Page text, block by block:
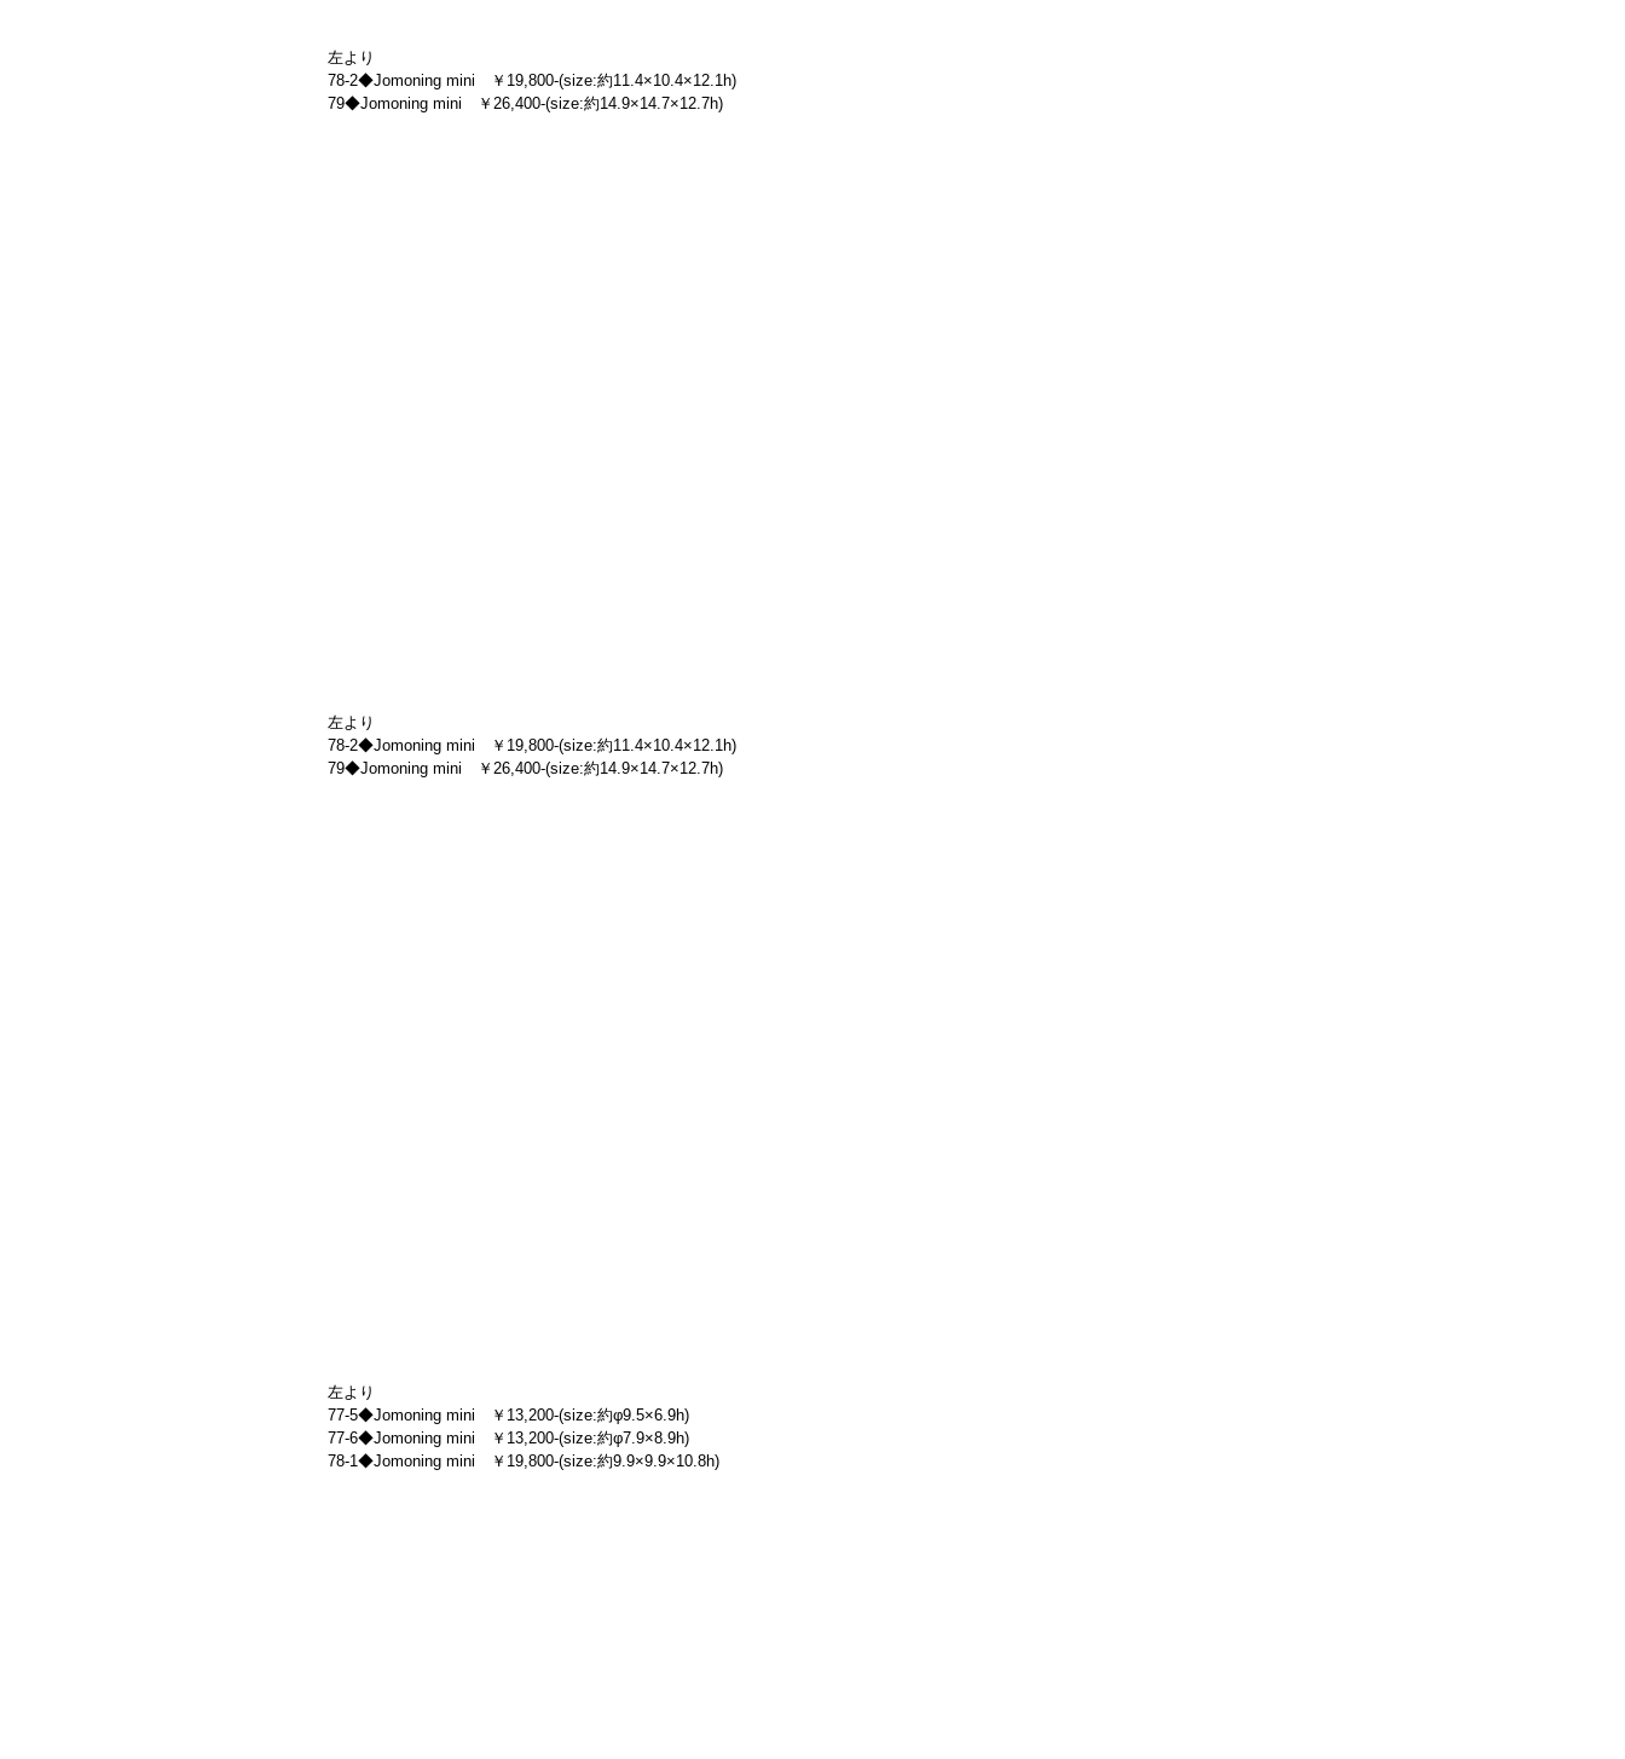
左より
78-2◆Jomoning mini　￥19,800-(size:約11.4×10.4×12.1h)
79◆Jomoning mini　￥26,400-(size:約14.9×14.7×12.7h)
左より
78-2◆Jomoning mini　￥19,800-(size:約11.4×10.4×12.1h)
79◆Jomoning mini　￥26,400-(size:約14.9×14.7×12.7h)
左より
77-5◆Jomoning mini　￥13,200-(size:約φ9.5×6.9h)
77-6◆Jomoning mini　￥13,200-(size:約φ7.9×8.9h)
78-1◆Jomoning mini　￥19,800-(size:約9.9×9.9×10.8h)